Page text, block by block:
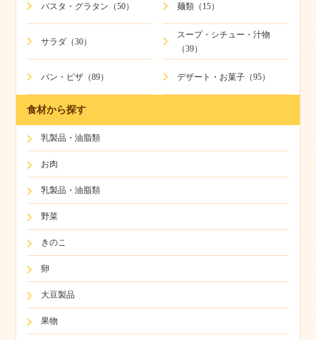
パスタ・グラタン（50） 麺類（15）
サラダ（30）
スープ・シチュー・汁物
（39）
パン・ピザ（89） デザート・お菓子（95）
食材から探す
乳製品・油脂類
お肉
乳製品・油脂類
野菜
きのこ
卵
大豆製品
果物